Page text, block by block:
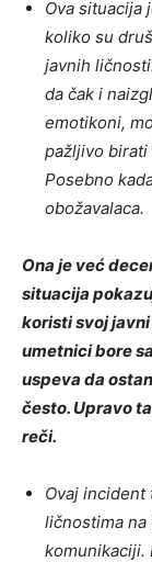
Ova situacija
koliko su
javnih
da čak i
emotikoni,
pažljivo birati
Posebno
obožavalaca.
Ona je već
situacija
koristi svoj
umetnici bore
uspeva da
često. Upravo
reči.
Ovaj incident
ličnostima
komunikaciji.